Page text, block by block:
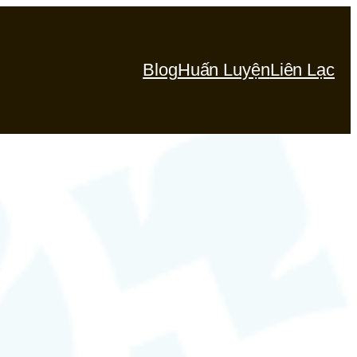
BlogHuấn LuyệnLiên Lạc